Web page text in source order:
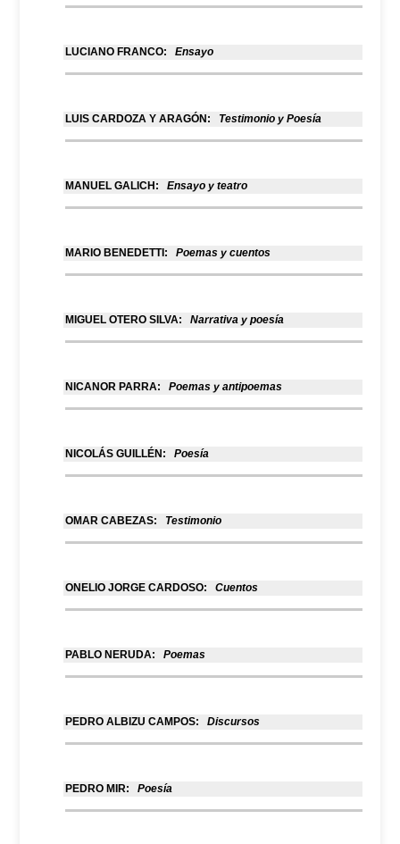
LUCIANO FRANCO: Ensayo
LUIS CARDOZA Y ARAGÓN: Testimonio y Poesía
MANUEL GALICH: Ensayo y teatro
MARIO BENEDETTI: Poemas y cuentos
MIGUEL OTERO SILVA: Narrativa y poesía
NICANOR PARRA: Poemas y antipoemas
NICOLÁS GUILLÉN: Poesía
OMAR CABEZAS: Testimonio
ONELIO JORGE CARDOSO: Cuentos
PABLO NERUDA: Poemas
PEDRO ALBIZU CAMPOS: Discursos
PEDRO MIR: Poesía